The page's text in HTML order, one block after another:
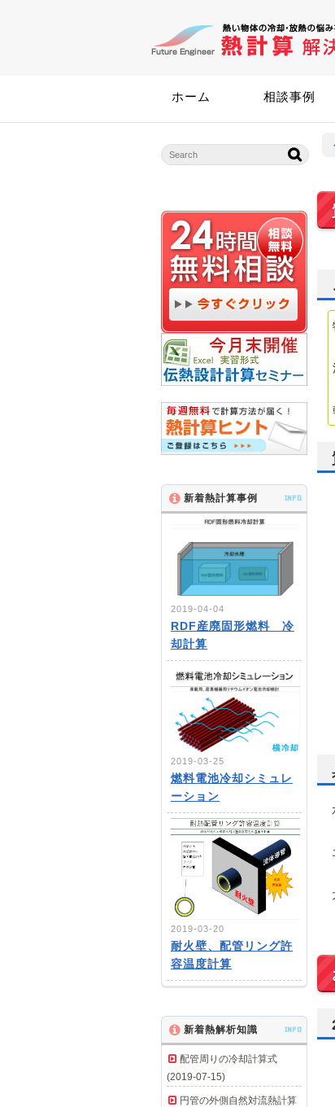
ホーム 相談事例
新着熱計算事例 INFO
2019-04-04
RDF産廃固形燃料 冷
却計算
2019-03-25
燃料電池冷却シミュレ
ーション
2019-03-20
耐火壁、配管リング許
容温度計算
新着熱解析知識 INFO
配管周りの冷却計算式
(2019-07-15)
円管の外側自然対流熱計算